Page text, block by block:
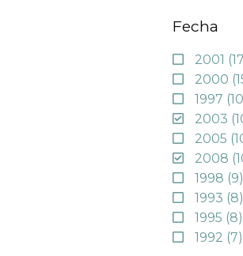
Fecha
2001
2000
1997
2003
2005
2008
1998 (9)
1993 (8)
1995 (8)
1992 (7)